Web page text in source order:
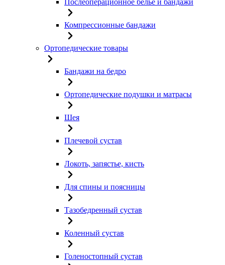
Послеоперационное белье и бандажи
Компрессионные бандажи
Ортопедические товары
Бандажи на бедро
Ортопедические подушки и матрасы
Шея
Плечевой сустав
Локоть, запястье, кисть
Для спины и поясницы
Тазобедренный сустав
Коленный сустав
Голеностопный сустав